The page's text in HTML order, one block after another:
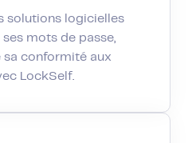
solutions logicielles
mots de passe,
sa conformité aux
LockSelf.